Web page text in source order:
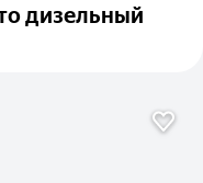
дизельный